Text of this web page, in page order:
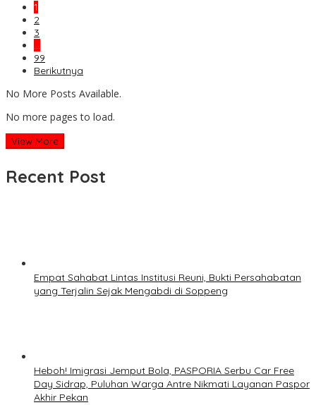
1
2
3
…
99
Berikutnya
No More Posts Available.
No more pages to load.
View More
Recent Post
Empat Sahabat Lintas Institusi Reuni, Bukti Persahabatan
yang Terjalin Sejak Mengabdi di Soppeng
Heboh! Imigrasi Jemput Bola, PASPORIA Serbu Car Free
Day Sidrap, Puluhan Warga Antre Nikmati Layanan Paspor
Akhir Pekan